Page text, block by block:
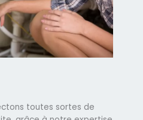
toutes sortes de